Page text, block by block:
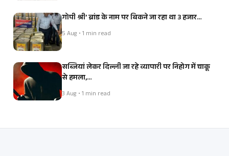
गोपी श्री’ ब्रांड के नाम पर बिकने जा रहा था 3 हजार…
5 Aug • 1 min read
सब्जियां लेकर दिल्ली जा रहे व्यापारी पर निहोग में चाकू
से हमला,…
3 Aug • 1 min read